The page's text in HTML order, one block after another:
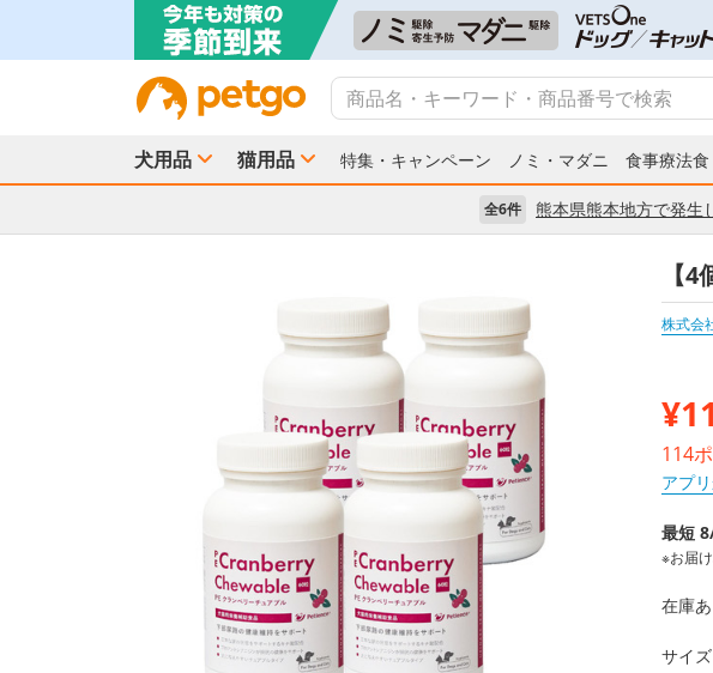
犬用品 猫用品 特集・キャンペーン ノミ・マダニ 食事療法食
全6件 熊本県熊本地方で発生
【
株式会
¥
114
アプ
最短
※お届
在庫あ
サイズ